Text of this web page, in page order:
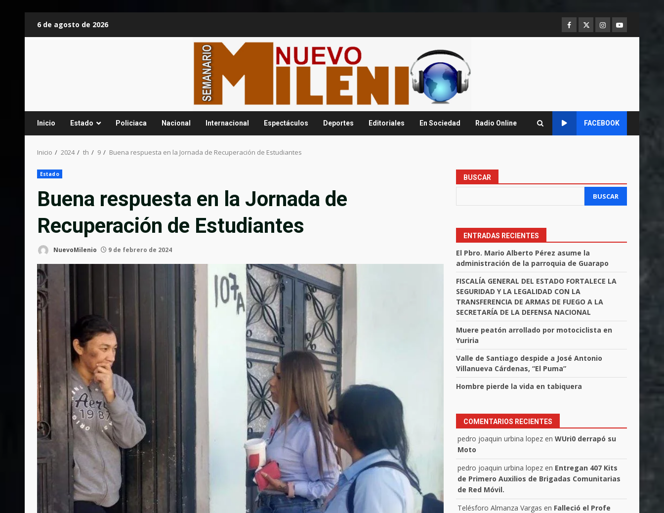
6 de agosto de 2026 Facebook
TwitterInstagram
Youtube
Inicio Estado Policiaca Nacional Internacional Espectáculos Deportes Editoriales En Sociedad Radio Online FACEBOOK
Inicio 2024 th 9 Buena respuesta en la Jornada de Recuperación de Estudiantes
Estado
Buena respuesta en la Jornada de
Recuperación de Estudiantes
NuevoMilenio 9 de febrero de 2024
BUSCAR
BUSCAR
ENTRADAS RECIENTES
El Pbro. Mario Alberto Pérez asume la
administración de la parroquia de Guarapo
FISCALÍA GENERAL DEL ESTADO FORTALECE LA
SEGURIDAD Y LA LEGALIDAD CON LA
TRANSFERENCIA DE ARMAS DE FUEGO A LA
SECRETARÍA DE LA DEFENSA NACIONAL
Muere peatón arrollado por motociclista en
Yuriria
Valle de Santiago despide a José Antonio
Villanueva Cárdenas, “El Puma”
Hombre pierde la vida en tabiquera
COMENTARIOS RECIENTES
pedro joaquin urbina lopez enWUri0 derrapó su
Moto
pedro joaquin urbina lopez en Entregan 407 Kits
de Primero Auxilios de Brigadas Comunitarias
de Red Móvil.
Telésforo Almanza Vargas en Falleció el Profe